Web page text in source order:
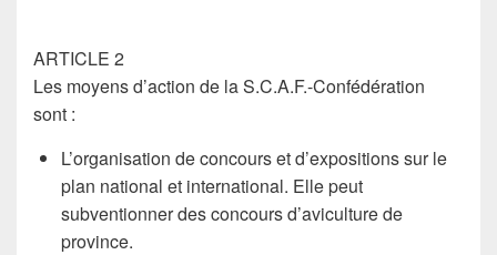
ARTICLE 2
Les moyens d’action de la S.C.A.F.-Confédération
sont :
L’organisation de concours et d’expositions sur le
plan national et international. Elle peut
subventionner des concours d’aviculture de
province.